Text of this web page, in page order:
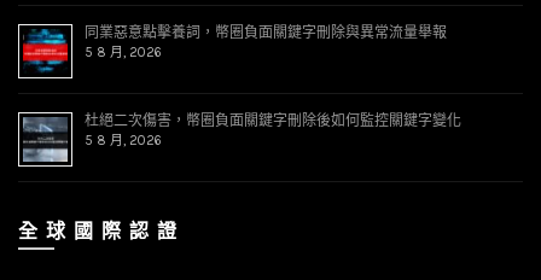
同業惡意點擊養詞，幣圈負面關鍵字刪除與異常流量舉報
5 8 月, 2026
杜絕二次傷害，幣圈負面關鍵字刪除後如何監控關鍵字變化
5 8 月, 2026
全 球 國 際 認 證